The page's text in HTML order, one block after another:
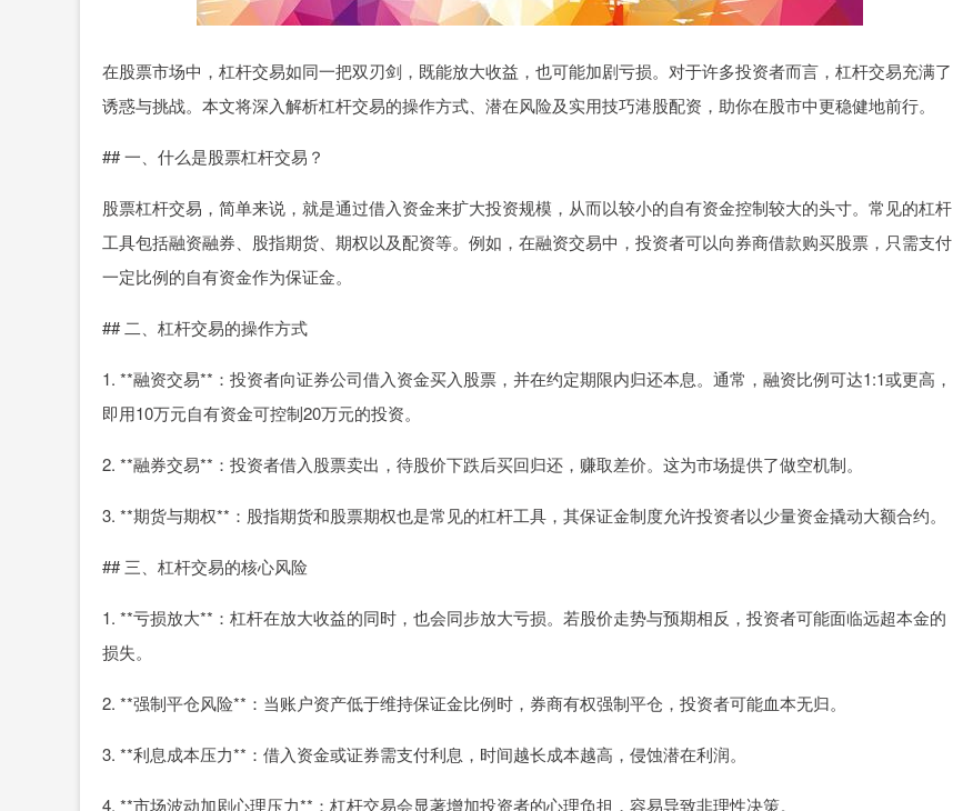
在股票市场中，杠杆交易如同一把双刃剑，既能放大收益，也可能加剧亏损。对于许多投资者而言，杠杆交易充满了
诱惑与挑战。本文将深入解析杠杆交易的操作方式、潜在风险及实用技巧港股配资，助你在股市中更稳健地前行。
## 一、什么是股票杠杆交易？
股票杠杆交易，简单来说，就是通过借入资金来扩大投资规模，从而以较小的自有资金控制较大的头寸。常见的杠杆
工具包括融资融券、股指期货、期权以及配资等。例如，在融资交易中，投资者可以向券商借款购买股票，只需支付
一定比例的自有资金作为保证金。
## 二、杠杆交易的操作方式
1. **融资交易**：投资者向证券公司借入资金买入股票，并在约定期限内归还本息。通常，融资比例可达1:1或更高，
即用10万元自有资金可控制20万元的投资。
2. **融券交易**：投资者借入股票卖出，待股价下跌后买回归还，赚取差价。这为市场提供了做空机制。
3. **期货与期权**：股指期货和股票期权也是常见的杠杆工具，其保证金制度允许投资者以少量资金撬动大额合约。
## 三、杠杆交易的核心风险
1. **亏损放大**：杠杆在放大收益的同时，也会同步放大亏损。若股价走势与预期相反，投资者可能面临远超本金的
损失。
2. **强制平仓风险**：当账户资产低于维持保证金比例时，券商有权强制平仓，投资者可能血本无归。
3. **利息成本压力**：借入资金或证券需支付利息，时间越长成本越高，侵蚀潜在利润。
4. **市场波动加剧心理压力**：杠杆交易会显著增加投资者的心理负担，容易导致非理性决策。